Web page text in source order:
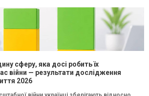
сферу, яка досі робить їх
війни — результати дослідження
2026